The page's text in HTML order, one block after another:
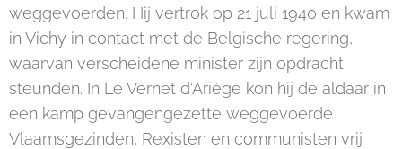
weggevoerden. Hij vertrok op 21 juli 1940 en kwam
in Vichy in contact met de Belgische regering,
waarvan verscheidene minister zijn opdracht
steunden. In Le Vernet d'Ariège kon hij de aldaar in
een kamp gevangengezette weggevoerde
Vlaamsgezinden, Rexisten en communisten vrij